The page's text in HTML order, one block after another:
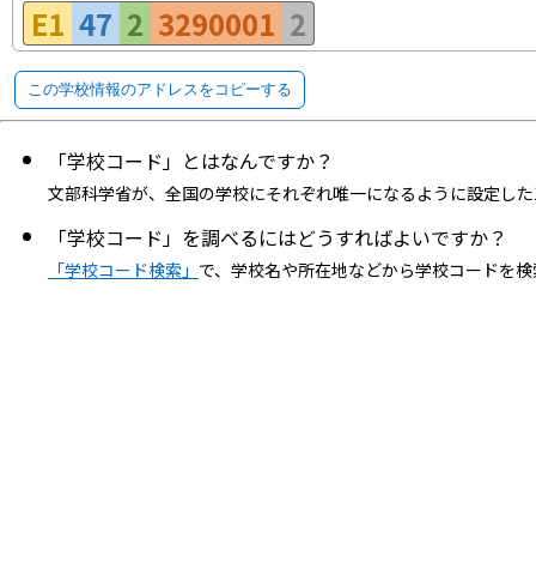
E1 47 2 3290001 2
この学校情報のアドレスをコピーする
「学校コード」とはなんですか？
文部科学省が、全国の学校にそれぞれ唯一になるように設定し
「学校コード」を調べるにはどうすればよいですか？
「学校コード検索」 で、学校名や所在地などから学校コードを